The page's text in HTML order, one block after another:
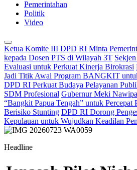
Pemerintahan
Politik
Video
Ketua Komite III DPD RI Minta
kepada Dosen PTS di Wilayah 3T
Evaluasi untuk Perkuat Kinerja Birokrasi
Jadi Titik Awal Program BANGKIT
DPD RI Perkuat Budaya Pelayanan
SDM Profesional Gubernur Meki
“Bangkit Papua Tengah” untuk Percepat
Berisiko Stunting DPD RI Dorong
Kepulauan untuk Wujudkan Keadilan
Headline